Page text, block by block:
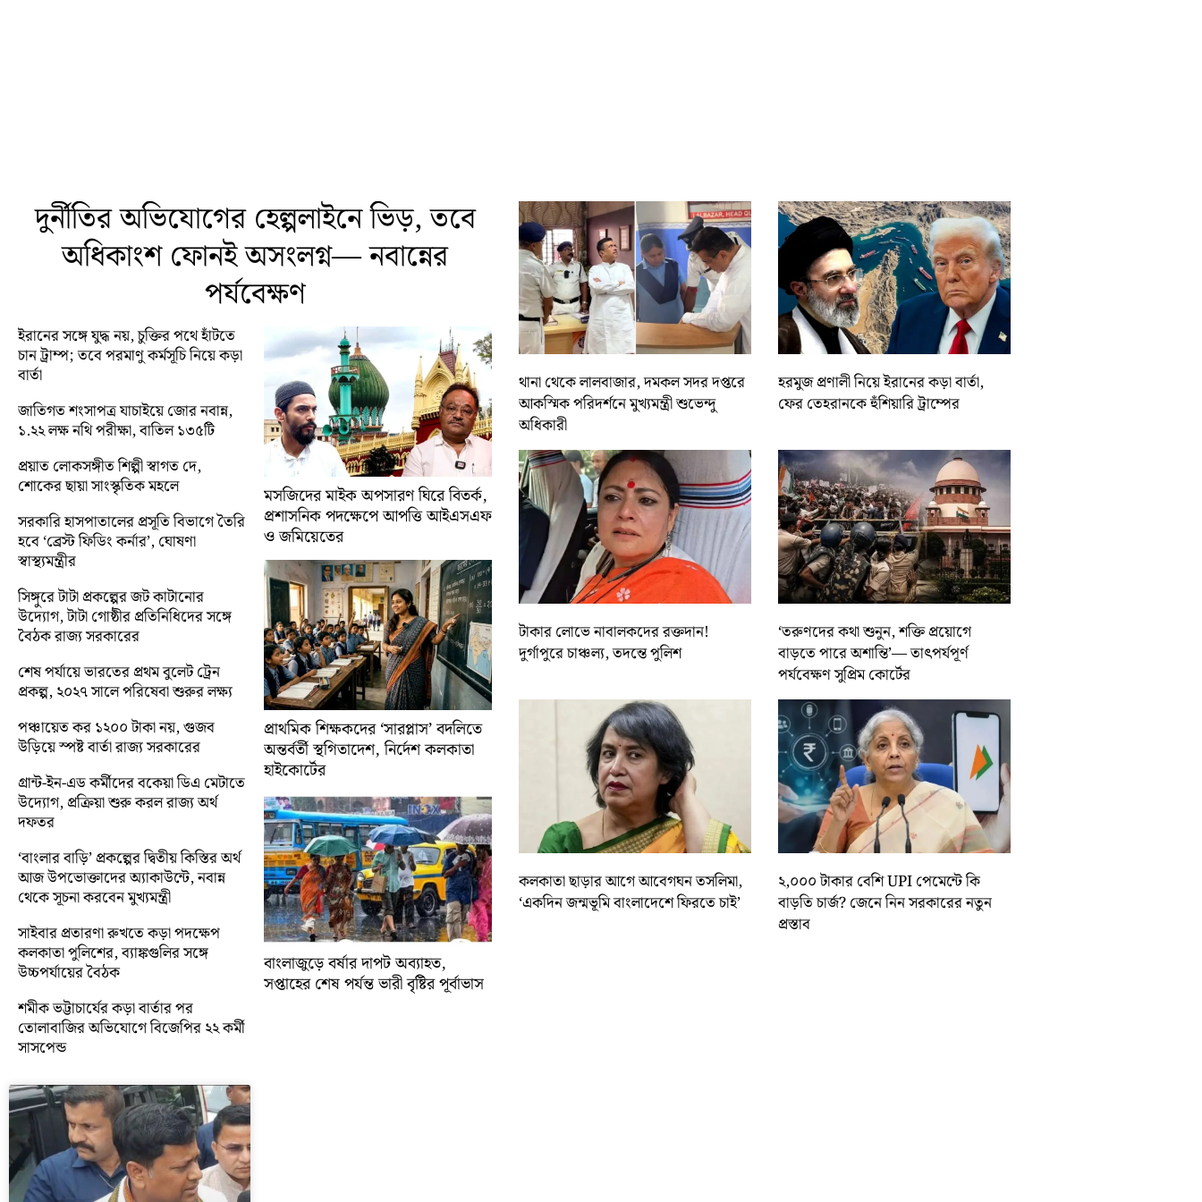
দুর্নীতির অভিযোগের হেল্পলাইনে ভিড়, তবে
অধিকাংশ ফোনই অসংলগ্ন— নবান্নের
পর্যবেক্ষণ
ইরানের সঙ্গে যুদ্ধ নয়, চুক্তির পথে হাঁটতে
চান ট্রাম্প; তবে পরমাণু কর্মসূচি নিয়ে কড়া
বার্তা
জাতিগত শংসাপত্র যাচাইয়ে জোর নবান্ন,
১.২২ লক্ষ নথি পরীক্ষা, বাতিল ১৩৫টি
প্রয়াত লোকসঙ্গীত শিল্পী স্বাগত দে,
শোকের ছায়া সাংস্কৃতিক মহলে
সরকারি হাসপাতালের প্রসূতি বিভাগে তৈরি
হবে ‘ব্রেস্ট ফিডিং কর্নার’, ঘোষণা
স্বাস্থ্যমন্ত্রীর
সিঙ্গুরে টাটা প্রকল্পের জট কাটানোর
উদ্যোগ, টাটা গোষ্ঠীর প্রতিনিধিদের সঙ্গে
বৈঠক রাজ্য সরকারের
শেষ পর্যায়ে ভারতের প্রথম বুলেট ট্রেন
প্রকল্প, ২০২৭ সালে পরিষেবা শুরুর লক্ষ্য
পঞ্চায়েত কর ১২০০ টাকা নয়, গুজব
উড়িয়ে স্পষ্ট বার্তা রাজ্য সরকারের
গ্রান্ট-ইন-এড কর্মীদের বকেয়া ডিএ মেটাতে
উদ্যোগ, প্রক্রিয়া শুরু করল রাজ্য অর্থ
দফতর
‘বাংলার বাড়ি’ প্রকল্পের দ্বিতীয় কিস্তির অর্থ
আজ উপভোক্তাদের অ্যাকাউন্টে, নবান্ন
থেকে সূচনা করবেন মুখ্যমন্ত্রী
সাইবার প্রতারণা রুখতে কড়া পদক্ষেপ
কলকাতা পুলিশের, ব্যাঙ্কগুলির সঙ্গে
উচ্চপর্যায়ের বৈঠক
শমীক ভট্টাচার্যের কড়া বার্তার পর
তোলাবাজির অভিযোগে বিজেপির ২২ কর্মী
সাসপেন্ড
মসজিদের মাইক অপসারণ ঘিরে বিতর্ক,
প্রশাসনিক পদক্ষেপে আপত্তি আইএসএফ
ও জমিয়েতের
প্রাথমিক শিক্ষকদের ‘সারপ্লাস’ বদলিতে
অন্তর্বর্তী স্থগিতাদেশ, নির্দেশ কলকাতা
হাইকোর্টের
বাংলাজুড়ে বর্ষার দাপট অব্যাহত,
সপ্তাহের শেষ পর্যন্ত ভারী বৃষ্টির পূর্বাভাস
থানা থেকে লালবাজার, দমকল সদর দপ্তরে
আকস্মিক পরিদর্শনে মুখ্যমন্ত্রী শুভেন্দু
অধিকারী
হরমুজ প্রণালী নিয়ে ইরানের কড়া বার্তা,
ফের তেহরানকে হুঁশিয়ারি ট্রাম্পের
টাকার লোভে নাবালকদের রক্তদান!
দুর্গাপুরে চাঞ্চল্য, তদন্তে পুলিশ
‘তরুণদের কথা শুনুন, শক্তি প্রয়োগে
বাড়তে পারে অশান্তি’— তাৎপর্যপূর্ণ
পর্যবেক্ষণ সুপ্রিম কোর্টের
কলকাতা ছাড়ার আগে আবেগঘন তসলিমা,
‘একদিন জন্মভূমি বাংলাদেশে ফিরতে চাই’
২,০০০ টাকার বেশি UPI পেমেন্টে কি
বাড়তি চার্জ? জেনে নিন সরকারের নতুন
প্রস্তাব